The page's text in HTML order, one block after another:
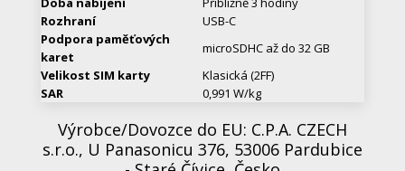
Rozhraní
USB-C
Podpora paměťových
karet
microSDHC až do 32 GB
Velikost SIM karty
Klasická (2FF)
SAR
0,991 W/kg
Výrobce/Dovozce do EU: C.P.A. CZECH
s.r.o., U Panasonicu 376, 53006 Pardubice